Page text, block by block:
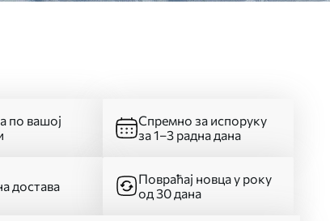
по вашој
Спремно за испоруку
за 1–3 радна дана
достава
Повраћај новца у року
од 30 дана